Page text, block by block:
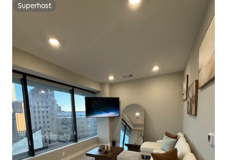
Superhost
Superhost